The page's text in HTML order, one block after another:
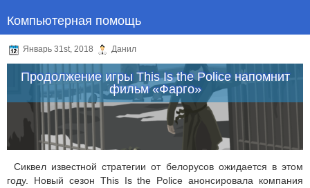
Компьютерная помощь
Январь 31st, 2018 Данил
Продолжение игры This Is the Police напомнит
фильм «Фарго»
Сиквел известной стратегии от белорусов ожидается в этом
году. Новый сезон This Is the Police анонсировала компания